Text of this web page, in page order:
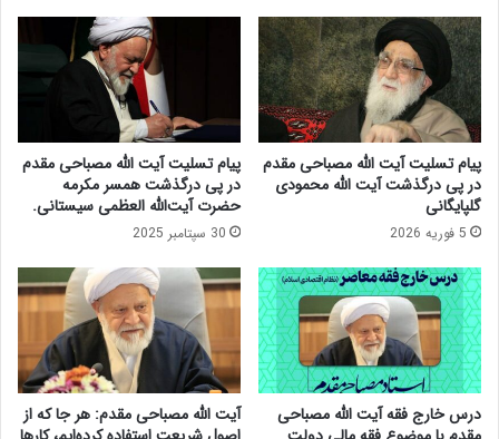
ت
آ
ی
ن
د
ه
ر
ا
ب
ه
ش
د
ت
ب
د
ه
ا
ب
ل
ا
غ
ی
ه
ف
ل
ا
د
ی
و
ز
ا
ر
ت
پیام تسلیت آیت الله مصباحی مقدم
در پی درگذشت آیت الله محمودی
گلپایگانی
5 فوریه 2026
پیام تسلیت آیت الله مصباحی مقدم
در پی درگذشت همسر مکرمه
حضرت آیت‌الله العظمی سیستانی.
30 سپتامبر 2025
درس خارج فقه آیت الله مصباحی
آیت الله مصباحی مقدم: هر جا که از